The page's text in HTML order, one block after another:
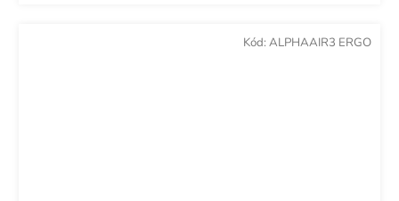
Kód: ALPHAAIR3 ERGO